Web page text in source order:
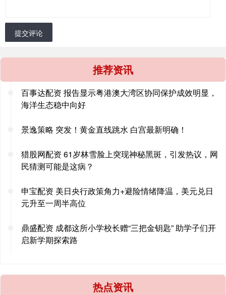
提交评论
推荐资讯
百事达配资 报告显示粤港澳大湾区协同保护成效明显，
海洋生态稳中向好
景逸策略 突发！黄金直线跳水 白宫最新明确！
猎股网配资 61岁林雪脸上突现神秘黑斑，引发热议，网
民猜测可能是这病？
申宝配资 美日央行政策角力+避险情绪降温，美元兑日
元升至一周半高位
鼎盛配资 成都这所小学校长赠“三把金钥匙” 助学子们开
启新学期探索路
热点资讯